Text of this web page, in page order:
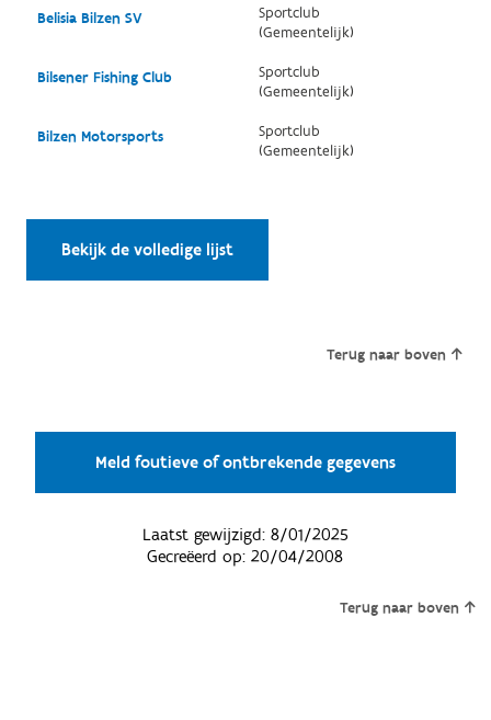
Belisia Bilzen SV
Sportclub
(Gemeentelijk)
Bilsener Fishing Club
Sportclub
(Gemeentelijk)
Bilzen Motorsports
Sportclub
(Gemeentelijk)
Bekijk de volledige lijst
Terug naar boven
Meld foutieve of ontbrekende gegevens
Laatst gewijzigd: 8/01/2025
Gecreëerd op:20/04/2008
Terug naar boven